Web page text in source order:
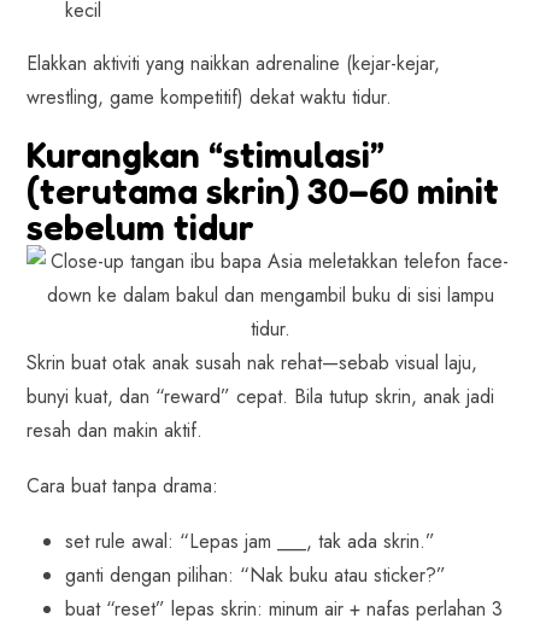
kecil
Elakkan aktiviti yang naikkan adrenaline (kejar-kejar,
wrestling, game kompetitif) dekat waktu tidur.
Kurangkan “stimulasi”
(terutama skrin) 30–60 minit
sebelum tidur
Skrin buat otak anak susah nak rehat—sebab visual laju,
bunyi kuat, dan “reward” cepat. Bila tutup skrin, anak jadi
resah dan makin aktif.
Cara buat tanpa drama:
set rule awal: “Lepas jam ___, tak ada skrin.”
ganti dengan pilihan: “Nak buku atau sticker?”
buat “reset” lepas skrin: minum air + nafas perlahan 3